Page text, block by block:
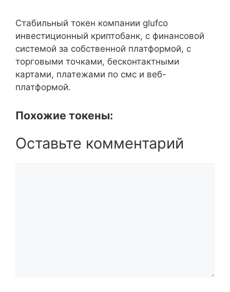
Стабильный токен компании glufco
инвестиционный криптобанк, с финансовой
системой за собственной платформой, с
торговыми точками, бесконтактными
картами, платежами по смс и веб-
платформой.
Похожие токены:
Оставьте комментарий